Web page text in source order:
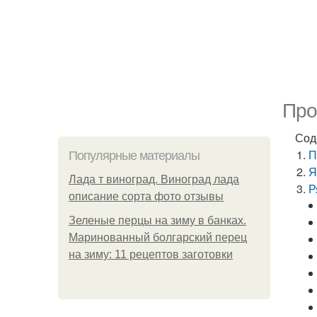
Популярные материалы
Лада т виноград. Виноград лада
описание сорта фото отзывы
Зеленые перцы на зиму в банках.
Маринованный болгарский перец
на зиму: 11 рецептов заготовки